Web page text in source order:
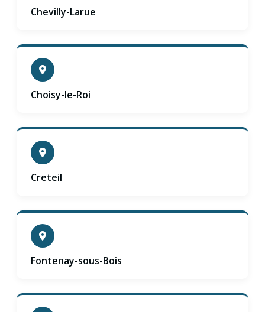
Chevilly-Larue
Choisy-le-Roi
Creteil
Fontenay-sous-Bois